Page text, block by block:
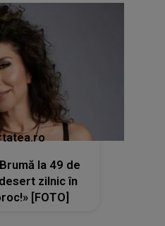
la 49 de
zilnic în
[FOTO]